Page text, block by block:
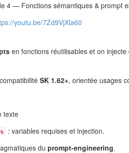
4 — Fonctions sémantiques & prompt
youtu.be/7Zd9VjXla60
en fonctions réutilisables et on
SK 1.62+, orientée usages
texte
: variables requises et injection.
du prompt-engineering.